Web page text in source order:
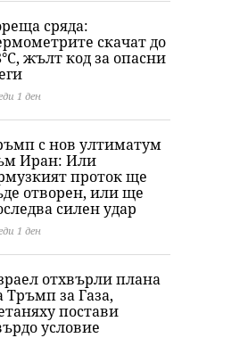
сряда:
скачат до
жълт код за опасни
1 ден
с нов ултиматум
Иран: Или
проток ще
отворен, или ще
силен удар
1 ден
отхвърли плана
Тръмп за Газа,
постави
условие